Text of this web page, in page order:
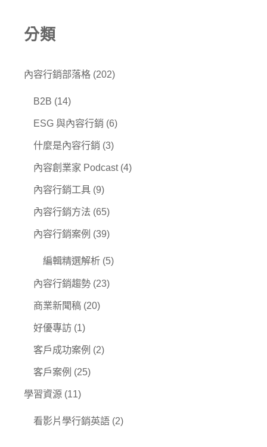
分類
內容行銷部落格 (202)
B2B (14)
ESG 與內容行銷 (6)
什麼是內容行銷 (3)
內容創業家 Podcast(4)
內容行銷工具 (9)
內容行銷方法 (65)
內容行銷案例 (39)
編輯精選解析 (5)
內容行銷趨勢 (23)
商業新聞稿 (20)
好優專訪 (1)
客戶成功案例 (2)
客戶案例 (25)
學習資源 (11)
看影片學行銷英語 (2)